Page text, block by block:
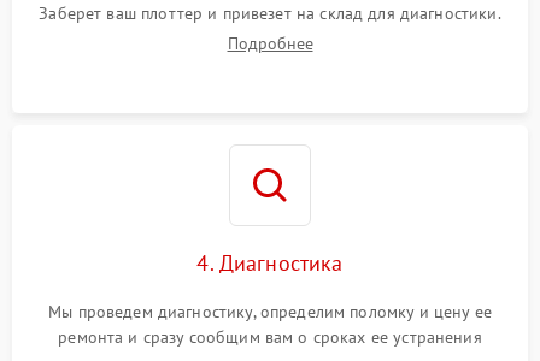
Заберет ваш плоттер и привезет на склад для диагностики.
Подробнее
4. Диагностика
Мы проведем диагностику, определим поломку и цену ее
ремонта и сразу сообщим вам о сроках ее устранения